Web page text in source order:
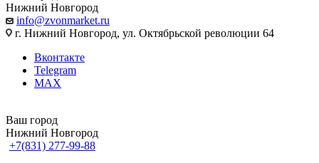
Нижний Новгород
info@zvonmarket.ru
г. Нижний Новгород, ул. Октябрьской революции 64
Вконтакте
Telegram
MAX
Ваш город
Нижний Новгород
+7(831) 277-99-88